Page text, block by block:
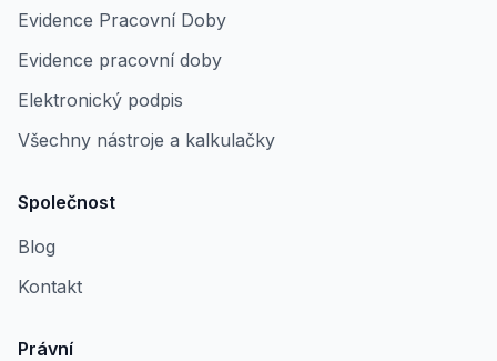
Evidence Pracovní Doby
Evidence pracovní doby
Elektronický podpis
Všechny nástroje a kalkulačky
Společnost
Blog
Kontakt
Právní